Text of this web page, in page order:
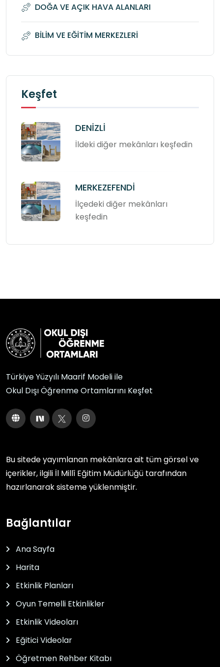
DOĞA VE AÇIK HAVA ALANLARI
BİLİM VE EĞİTİM MERKEZLERİ
Keşfet
DENİZLİ
İldeki diğer mekânları keşfedin
MERKEZEFENDİ
İlçedeki diğer mekânları
keşfedin
Türkiye Yüzyılı Maarif Modeli ile
Okul Dışı Öğrenme Ortamlarını Keşfet
Bu sitede yayımlanan mekânlara ait tüm görsel ve
içerikler, ilgili İl Millî Eğitim Müdürlüğü tarafından
hazırlanarak sisteme yüklenmiştir.
Bağlantılar
Ana Sayfa
Harita
Etkinlik Planları
Oyun Temelli Etkinlikler
Etkinlik Videoları
Eğitici Videolar
Öğretmen Rehber Kitabı